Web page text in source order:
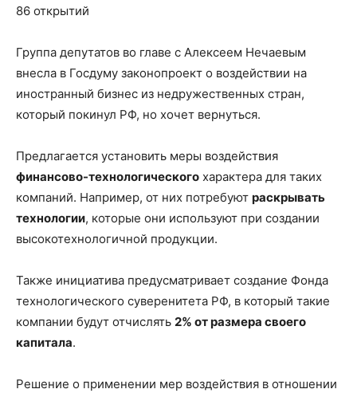
86 открытий
Группа депутатов во главе с Алексеем Нечаевым
внесла в Госдуму законопроект о воздействии на
иностранный бизнес из недружественных стран,
который покинул РФ, но хочет вернуться.
Предлагается установить меры воздействия
финансово-технологического характера для таких
компаний. Например, от них потребуют раскрывать
технологии, которые они используют при создании
высокотехнологичной продукции.
Также инициатива предусматривает создание Фонда
технологического суверенитета РФ, в который такие
компании будут отчислять 2% от размера своего
капитала.
Решение о применении мер воздействия в отношении